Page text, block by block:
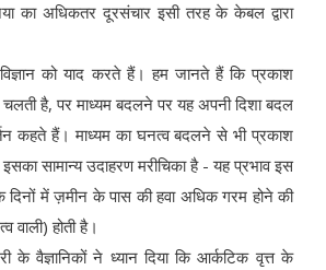
का अधिकतर दूरसंचार इसी तरह के केबल द्वारा
को याद करते हैं। हम जानते हैं कि प्रकाश
है, पर माध्यम बदलने पर यह अपनी दिशा बदल
कहते हैं। माध्यम का घनत्व बदलने से भी प्रकाश
सामान्य उदाहरण मरीचिका है - यह प्रभाव इस
दिनों में ज़मीन के पास की हवा अधिक गरम होने की
होती है।
के वैज्ञानिकों ने ध्यान दिया कि आर्कटिक वृत्त के